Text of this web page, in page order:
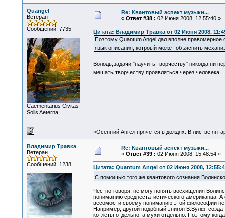
Quangel
Ветеран
Сообщений: 7735
Сaementarius Civitas
Solis Aeterna
Re: Квантовый аспект музыки...
« Ответ #38 : 02 Июня 2008, 12:55:40 »
Цитата: Владимир Травка от 02 Июня 2008,
Поэтому Quantum Angel дал вполне
язык описания, котроый может объяснить
Володь,задачи "научить творчеству" никогда ни
мешать творчеству проявляться через
«Осенний Ангел прячется в дождях. В листве
Владимир Травка
Ветеран
Сообщений: 1238
Re: Квантовый аспект музыки...
« Ответ #39 : 02 Июня 2008, 15:48:54 »
Цитата: Quantum Angel от 02 Июня 2008,
С помощью того же квантового сознания
Честно говоря, не могу понять восхищения
пониманию среднестатистического американца.
весомости своему пониманию этой философии не
Например, другой подобный эпигон В.Вулф,
котлеты отдельно, а мухи отдельно. Поэтому